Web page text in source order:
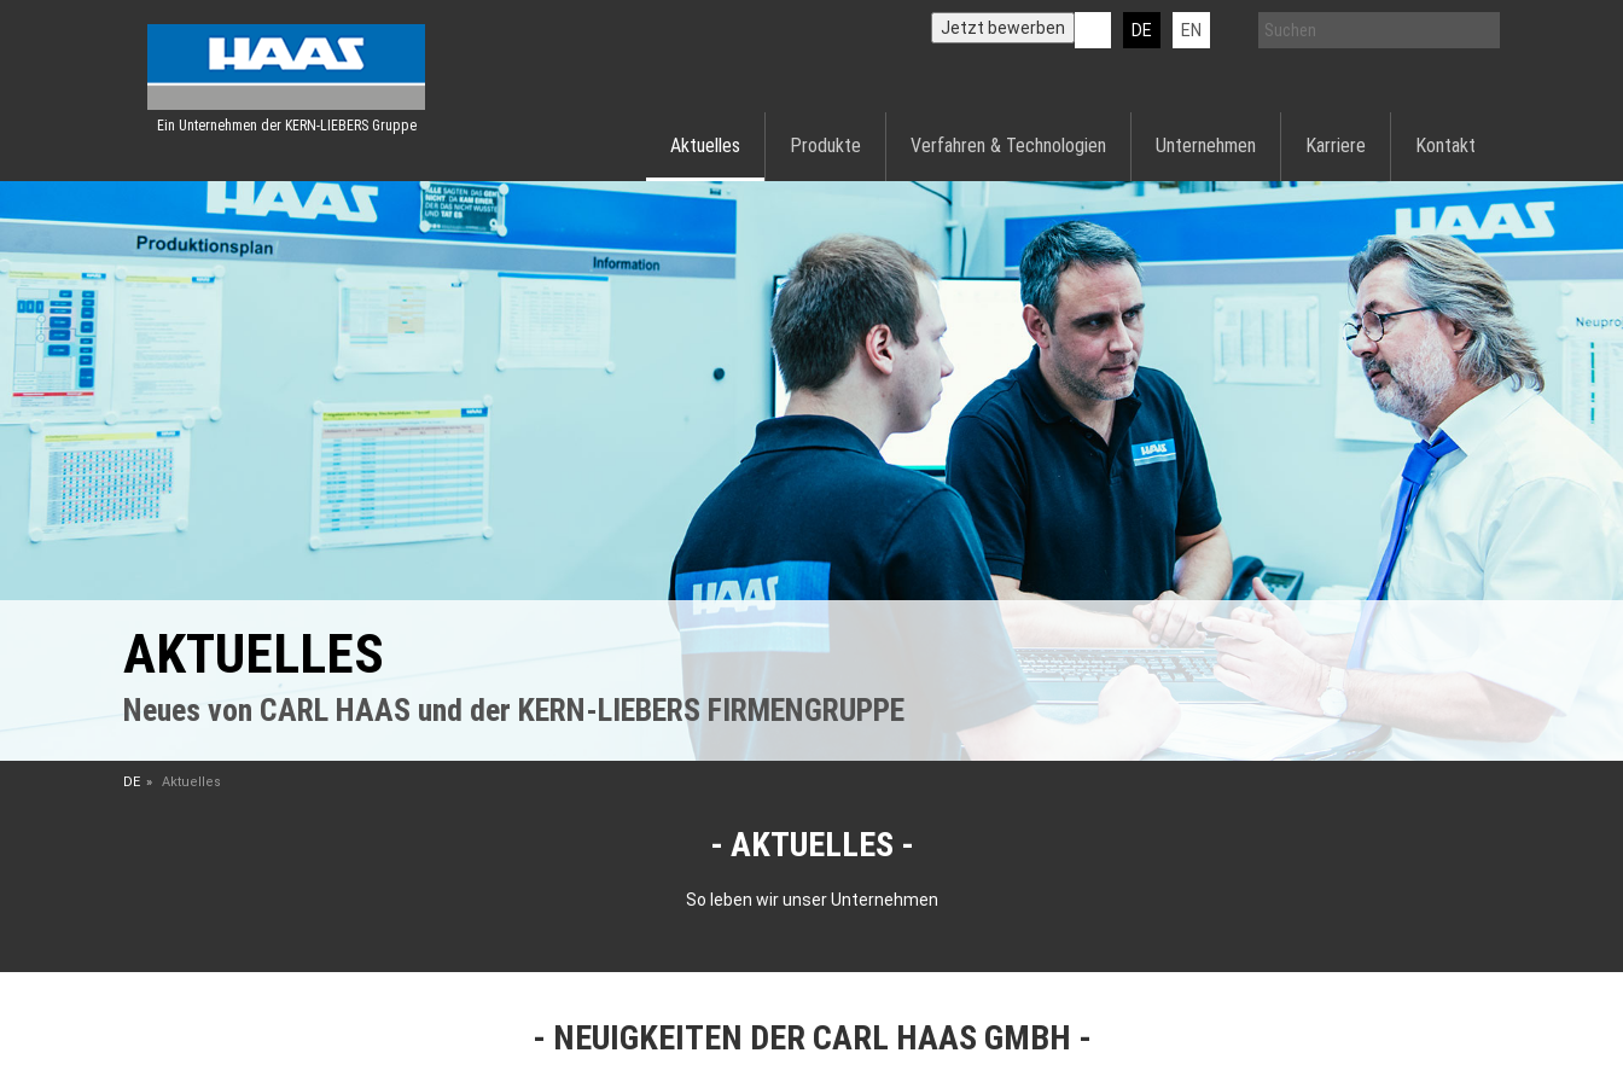
Ein Unternehmen der KERN-LIEBERS Gruppe
DE EN
Jetzt bewerben
Aktuelles Produkte Verfahren & Technologien Unternehmen Karriere Kontakt
AKTUELLES
Neues von CARL HAAS und der KERN-LIEBERS FIRMENGRUPPE
DE Aktuelles
AKTUELLES
So leben wir unser Unternehmen
NEUIGKEITEN DER CARL HAAS GMBH